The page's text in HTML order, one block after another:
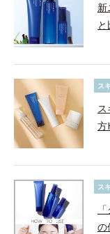
ス
ス
方
ス
の